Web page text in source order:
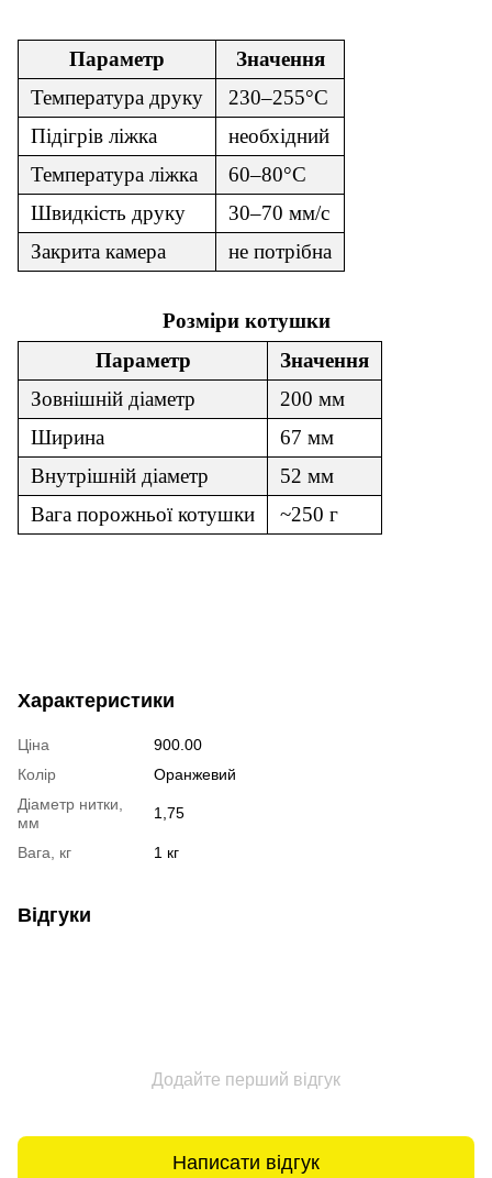
Параметр
Значення
Температура друку
230–255°C
Підігрів ліжка
необхідний
Температура ліжка
60–80°C
Швидкість друку
30–70 мм/с
Закрита камера
не потрібна
Розміри котушки
Параметр
Значення
Зовнішній діаметр
200 мм
Ширина
67 мм
Внутрішній діаметр
52 мм
Вага порожньої котушки
~250 г
Характеристики
Ціна
900.00
Колір
Оранжевий
Діаметр нитки,
мм
1,75
Вага, кг 1 кг
Відгуки
Додайте перший відгук
Написати відгук